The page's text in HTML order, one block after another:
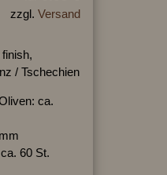
zzgl. Versand
/ Tschechien
ca.
60 St.